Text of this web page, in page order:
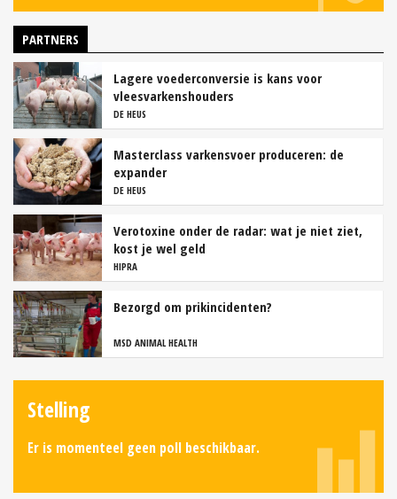
PARTNERS
Lagere voederconversie is kans voor
vleesvarkenshouders
DE HEUS
Masterclass varkensvoer produceren: de
expander
DE HEUS
Verotoxine onder de radar: wat je niet ziet,
kost je wel geld
HIPRA
Bezorgd om prikincidenten?
MSD ANIMAL HEALTH
Stelling
Er is momenteel geen poll beschikbaar.